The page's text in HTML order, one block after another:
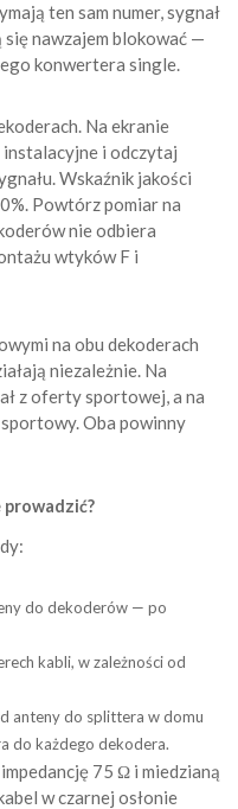
ten sam numer, sygnał
się nawzajem blokować —
konwertera single.
Na ekranie
i odczytaj
Wskaźnik jakości
Powtórz pomiar na
nie odbiera
wtyków F i
na obu dekoderach
niezależnie. Na
z oferty sportowej, a na
sportowy. Oba powinny
do dekoderów — po
kabli, w zależności od
anteny do splittera w domu
do każdego dekodera.
75 Ω i miedzianą
w czarnej osłonie